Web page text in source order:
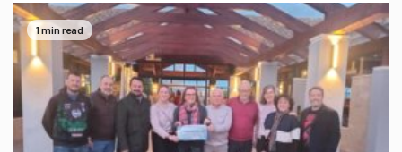
1 min read